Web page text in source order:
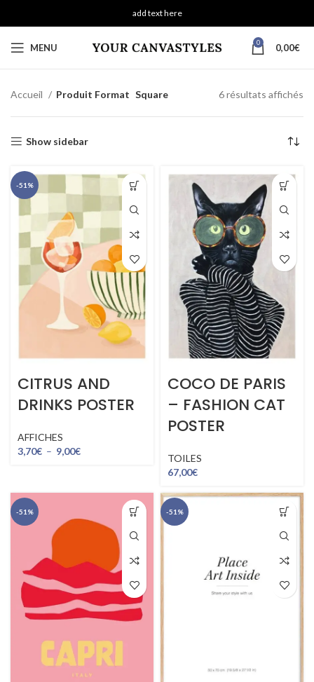
add text here
MENU 0 0,00€
Accueil Produit Format Square 6 résultats affichés
Show sidebar
-51%
CITRUS AND
DRINKS POSTER
AFFICHES
3,70€ – 9,00€
COCO DE PARIS
– FASHION CAT
POSTER
TOILES
67,00€
-51% -51%